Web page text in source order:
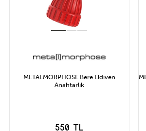
METALMORPHOSE Bere Eldiven
Anahtarlık
550 TL